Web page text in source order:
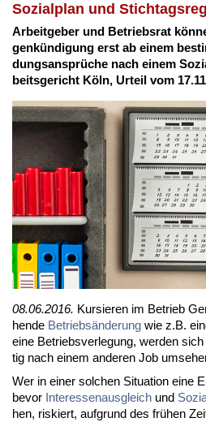
So­zi­al­plan und
Ar­beit­ge­ber und Be­triebs­rat
gen­kün­di­gung erst ab ei­nem
dungs­an­sprü­che nach ei­nem
beits­ge­richt Köln, Ur­teil vom
08.06.2016. Kur­sie­ren im Be­trieb
hen­de Be­trieb­s­än­de­rung wie z.B.
ei­ne Be­triebs­ver­le­gung, wer­den
tig nach ei­nem an­de­ren Job
Wer in ei­ner sol­chen Si­tua­ti­on ei­ne
be­vor In­ter­es­sen­aus­gleich und
hen, ris­kiert, auf­grund des frü­hen